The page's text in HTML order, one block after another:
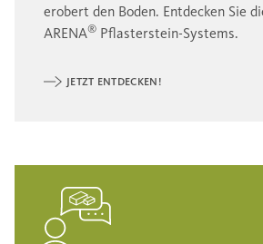
erobert den Boden. Entdecken Sie
ARENA® Pflasterstein-Systems.
JETZT ENTDECKEN!